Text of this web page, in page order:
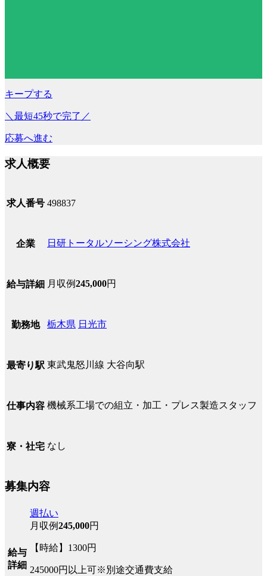
キープする
＼最短45秒で完了／
応募へ進む
求人概要
求人番号 498837
企業 日研トータルソーシング株式会社
給与詳細 月収例245,000円
勤務地 栃木県 日光市
最寄り駅 東武鬼怒川線 大谷向駅
仕事内容 機械系工場での組立・加工・プレス製造スタッフ
寮・社宅 なし
募集内容
給与
詳細
週払い
月収例245,000円
【時給】1300円
245000円以上可※別途交通費支給